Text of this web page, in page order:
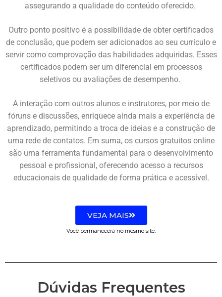
assegurando a qualidade do conteúdo oferecido.
Outro ponto positivo é a possibilidade de obter certificados
de conclusão, que podem ser adicionados ao seu currículo e
servir como comprovação das habilidades adquiridas. Esses
certificados podem ser um diferencial em processos
seletivos ou avaliações de desempenho.
A interação com outros alunos e instrutores, por meio de
fóruns e discussões, enriquece ainda mais a experiência de
aprendizado, permitindo a troca de ideias e a construção de
uma rede de contatos. Em suma, os cursos gratuitos online
são uma ferramenta fundamental para o desenvolvimento
pessoal e profissional, oferecendo acesso a recursos
educacionais de qualidade de forma prática e acessível.
VEJA MAIS
Você permanecerá no mesmo site.
Dúvidas Frequentes